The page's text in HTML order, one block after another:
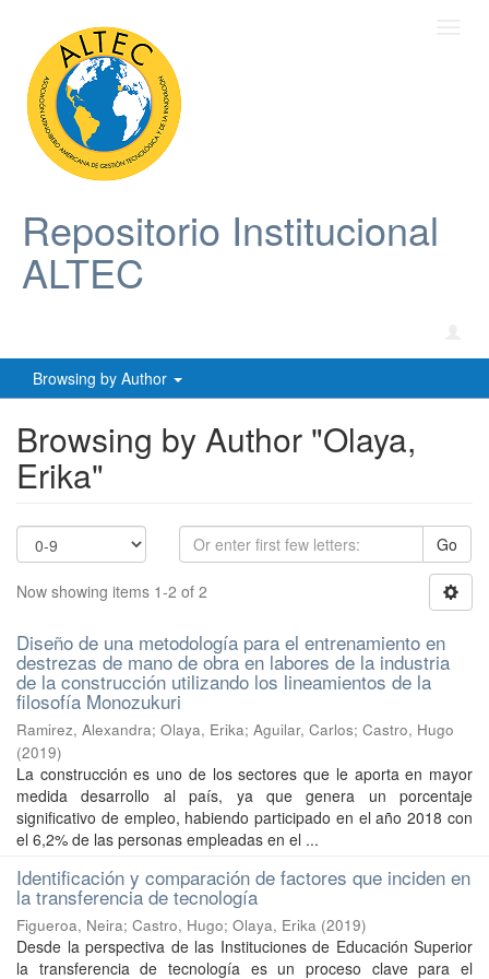
Repositorio Institucional
ALTEC
Browsing by Author
Browsing by Author "Olaya,
Erika"
Go
Now showing items 1-2 of 2
Diseño de una metodología para el entrenamiento en
destrezas de mano de obra en labores de la industria
de la construcción utilizando los lineamientos de la
filosofía Monozukuri
Ramirez, Alexandra; Olaya, Erika; Aguilar, Carlos; Castro, Hugo
(2019)
La construcción es uno de los sectores que le aporta en mayor
medida desarrollo al país, ya que genera un porcentaje
significativo de empleo, habiendo participado en el año 2018 con
el 6,2% de las personas empleadas en el ...
Identificación y comparación de factores que inciden en
la transferencia de tecnología
Figueroa, Neira; Castro, Hugo; Olaya, Erika (2019)
Desde la perspectiva de las Instituciones de Educación Superior
la transferencia de tecnología es un proceso clave para el